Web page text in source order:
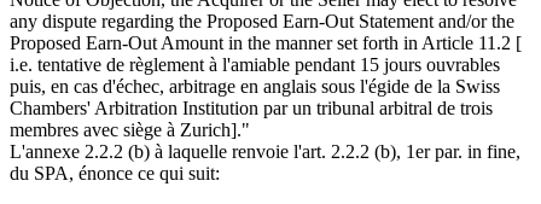
any dispute regarding the Proposed Earn-Out Statement and/or the
Proposed Earn-Out Amount in the manner set forth in Article 11.2 [
i.e. tentative de règlement à l'amiable pendant 15 jours ouvrables
puis, en cas d'échec, arbitrage en anglais sous l'égide de la Swiss
Chambers' Arbitration Institution par un tribunal arbitral de trois
membres avec siège à Zurich]."
L'annexe 2.2.2 (b) à laquelle renvoie l'art. 2.2.2 (b), 1er par. in fine,
du SPA, énonce ce qui suit: